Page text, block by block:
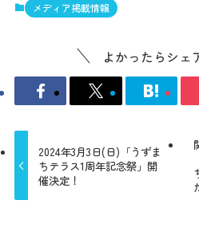
メディア掲載情報
よかったらシェ
2024年3月3日(日)「うずま
ちテラス1周年記念祭」開
催決定！